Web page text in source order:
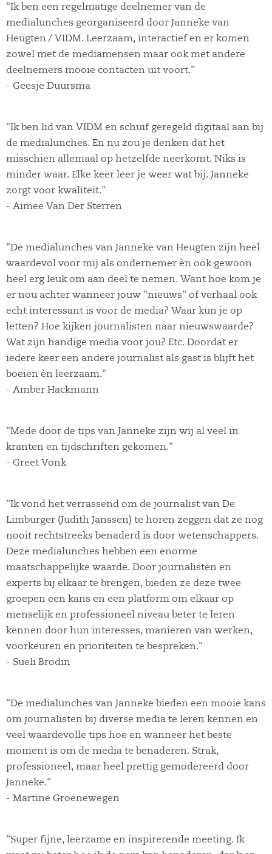
"Ik ben een regelmatige deelnemer van de
medialunches georganiseerd door Janneke van
Heugten / VIDM. Leerzaam, interactief en er komen
zowel met de mediamensen maar ook met andere
deelnemers mooie contacten uit voort."
- Geesje Duursma
"Ik ben lid van VIDM en schuif geregeld digitaal aan bij
de medialunches. En nu zou je denken dat het
misschien allemaal op hetzelfde neerkomt. Niks is
minder waar. Elke keer leer je weer wat bij. Janneke
zorgt voor kwaliteit."
- Aimee Van Der Sterren
"De medialunches van Janneke van Heugten zijn heel
waardevol voor mij als ondernemer èn ook gewoon
heel erg leuk om aan deel te nemen. Want hoe kom je
er nou achter wanneer jouw "nieuws" of verhaal ook
echt interessant is voor de media? Waar kun je op
letten? Hoe kijken journalisten naar nieuwswaarde?
Wat zijn handige media voor jou? Etc. Doordat er
iedere keer een andere journalist als gast is blijft het
boeien èn leerzaam."
- Amber Hackmann
"Mede door de tips van Janneke zijn wij al veel in
kranten en tijdschriften gekomen."
- Greet Vonk
"Ik vond het verrassend om de journalist van De
Limburger (Judith Janssen) te horen zeggen dat ze nog
nooit rechtstreeks benaderd is door wetenschappers.
Deze medialunches hebben een enorme
maatschappelijke waarde. Door journalisten en
experts bij elkaar te brengen, bieden ze deze twee
groepen een kans en een platform om elkaar op
menselijk en professioneel niveau beter te leren
kennen door hun interesses, manieren van werken,
voorkeuren en prioriteiten te bespreken."
- Sueli Brodin
"De medialunches van Janneke bieden een mooie kans
om journalisten bij diverse media te leren kennen en
veel waardevolle tips hoe en wanneer het beste
moment is om de media te benaderen. Strak,
professioneel, maar heel prettig gemodereerd door
Janneke."
- Martine Groenewegen
"Super fijne, leerzame en inspirerende meeting. Ik